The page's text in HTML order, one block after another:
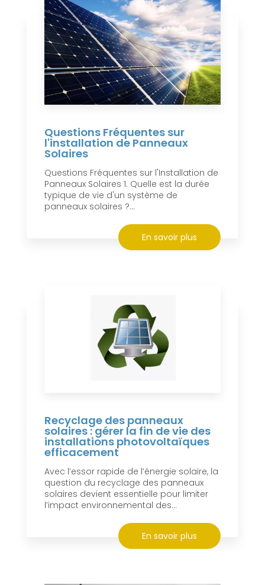
Questions Fréquentes sur
l'installation de Panneaux
Solaires
Questions Fréquentes sur l'Installation de
Panneaux Solaires 1. Quelle est la durée
typique de vie d'un système de
panneaux solaires ?...
En savoir plus
Recyclage des panneaux
solaires : gérer la fin de vie des
installations photovoltaïques
efficacement
Avec l’essor rapide de l’énergie solaire, la
question du recyclage des panneaux
solaires devient essentielle pour limiter
l’impact environnemental des...
En savoir plus